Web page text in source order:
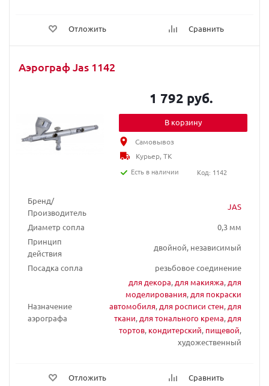
Отложить Сравнить
Аэрограф Jas 1142
Бренд/
Производитель
JAS
Диаметр сопла
0,3 мм
Принцип
действия
двойной, независимый
Посадка сопла
резьбовое соединение
Назначение
аэрографа
для декора, для макияжа, для
моделирования, для покраски
автомобиля, для росписи стен, для
ткани, для тонального крема, для
тортов, кондитерский, пищевой,
художественный
Отложить Сравнить
1 792 руб.
В корзину
Самовывоз
Курьер, ТК
Есть в наличии
Код: 1142